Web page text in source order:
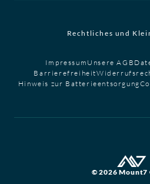
Rechtliches und
Impressum Unsere AGB
Barrierefreiheit
Hinweis zur Batterieentsorgung
© 2026 Mount7